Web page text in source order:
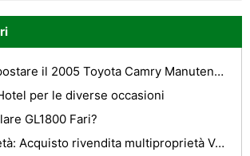
Come reimpostare il 2005 Toyota Camry Manutenzione Luce
per le diverse occasioni
GL1800 Fari?
Multiproprietà: Acquisto rivendita multiproprietà Vs acquisto da Resort multiproprietà